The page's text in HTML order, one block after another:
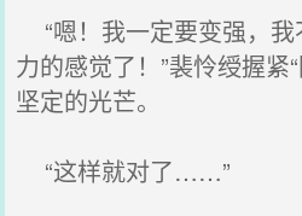
“嗯！我一定要变强，
力的感觉了！”裴怜绶握紧
坚定的光芒。
“这样就对了……”